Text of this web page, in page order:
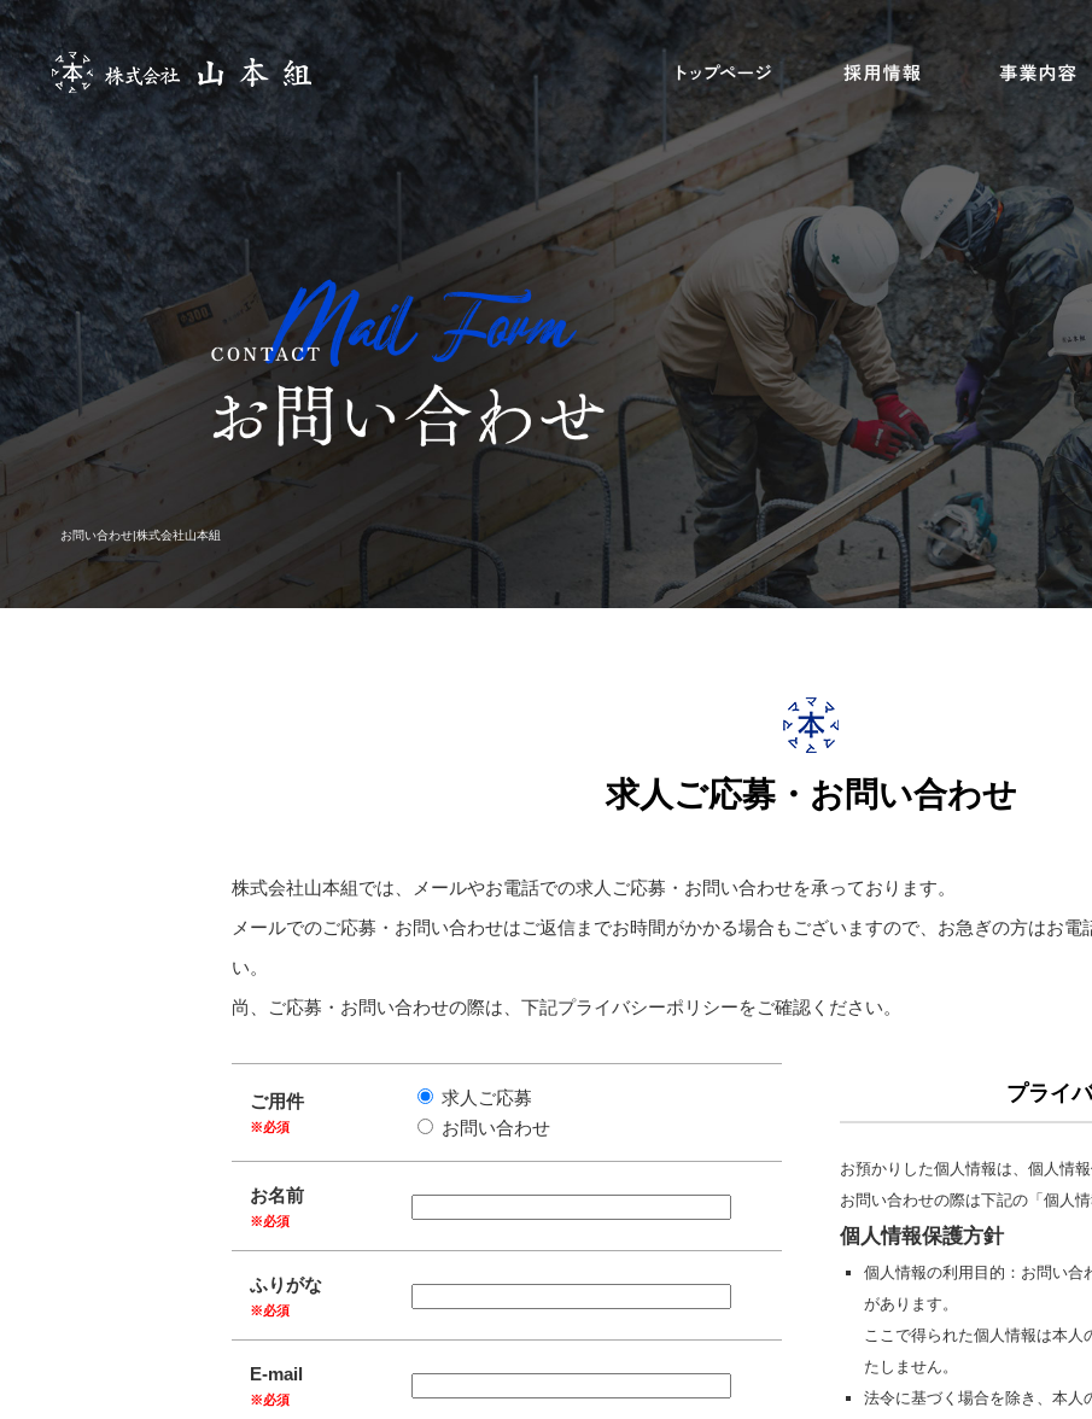
お問い合わせ|株式会社山本組
求人ご応募・お問い合わせ
株式会社山本組では、メールやお電話での求人ご応募・お問い合わせを承っております。
メールでのご応募・お問い合わせはご返信までお時間がかかる場合もございますので、お急ぎの方はお電
い。
尚、ご応募・お問い合わせの際は、下記プライバシーポリシーをご確認ください。
ご用件
※必須
求人ご応募
お問い合わせ
お名前
※必須
ふりがな
※必須
E-mail
※必須
プライ
お預かりした個人情報は、個人情
お問い合わせの際は下記の「個人
個人情報保護方針
個人情報の利用目的：お問い合
があります。
ここで得られた個人情報は本
たしません。
法令に基づく場合を除き、本人